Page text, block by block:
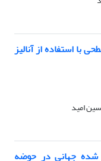
استفاده از آنالیز
امید
جهانی در حوضه